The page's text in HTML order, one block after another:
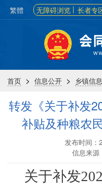
繁體 无障碍浏览 长者专
首页 > 信息公开 > 乡镇信
转发《关于补发
补贴及种粮农
发布时间：
信息来源
关于补发